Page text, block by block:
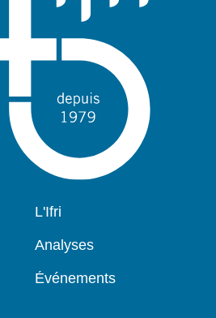
Navigation
L'Ifri
Analyses
Événements